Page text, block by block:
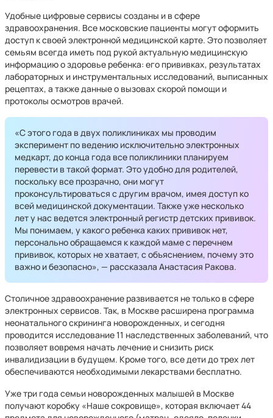
Удобные цифровые сервисы созданы и в сфере
здравоохранения. Все московские пациенты могут оформить
доступ к своей электронной медицинской карте. Это позволяет
семьям всегда иметь под рукой актуальную медицинскую
информацию о здоровье ребенка: его прививках, результатах
лабораторных и инструментальных исследований, выписанных
рецептах, а также данные о вызовах скорой помощи и
протоколы осмотров врачей.
«С этого года в двух поликлиниках мы проводим
эксперимент по ведению исключительно электронных
медкарт, до конца года все поликлиники планируем
перевести в такой формат. Это удобно для родителей,
поскольку все прозрачно, они могут
проконсультироваться с другим врачом, имея доступ ко
всей медицинской документации. Также уже несколько
лет у нас ведется электронный регистр детских прививок.
Мы понимаем, у какого ребенка каких прививок нет,
персонально обращаемся к каждой маме с перечнем
прививок, которых не хватает, с объяснением, почему это
важно и безопасно», — рассказала Анастасия Ракова.
Столичное здравоохранение развивается не только в сфере
электронных сервисов. Так, в Москве расширена программа
неонатального скрининга новорожденных, и сегодня
проводится исследование 11 наследственных заболеваний, что
позволяет вовремя начать лечение и снизить риск
инвалидизации в будущем. Кроме того, все дети до трех лет
обеспечиваются необходимыми лекарствами бесплатно.
Уже три года семьи новорожденных малышей в Москве
получают коробку «Наше сокровище», которая включает 44